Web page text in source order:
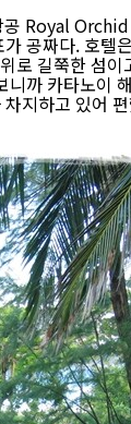
공 Royal
공짜다. 호텔
길쭉한 섬이
까 카타노이
지하고 있어